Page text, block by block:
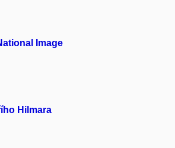
Image
Hilmara